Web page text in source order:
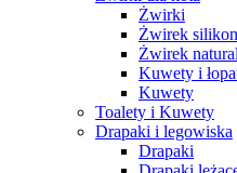
Żwirki
Żwirek
Żwirek
Kuwety i
Kuwety
Toalety i Kuwety
Drapaki i legowiska
Drapaki